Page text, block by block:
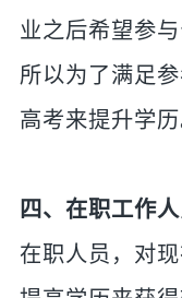
业之后希望参
所以为了满足
高考来提升学历
四、在职工作
在职人员，对